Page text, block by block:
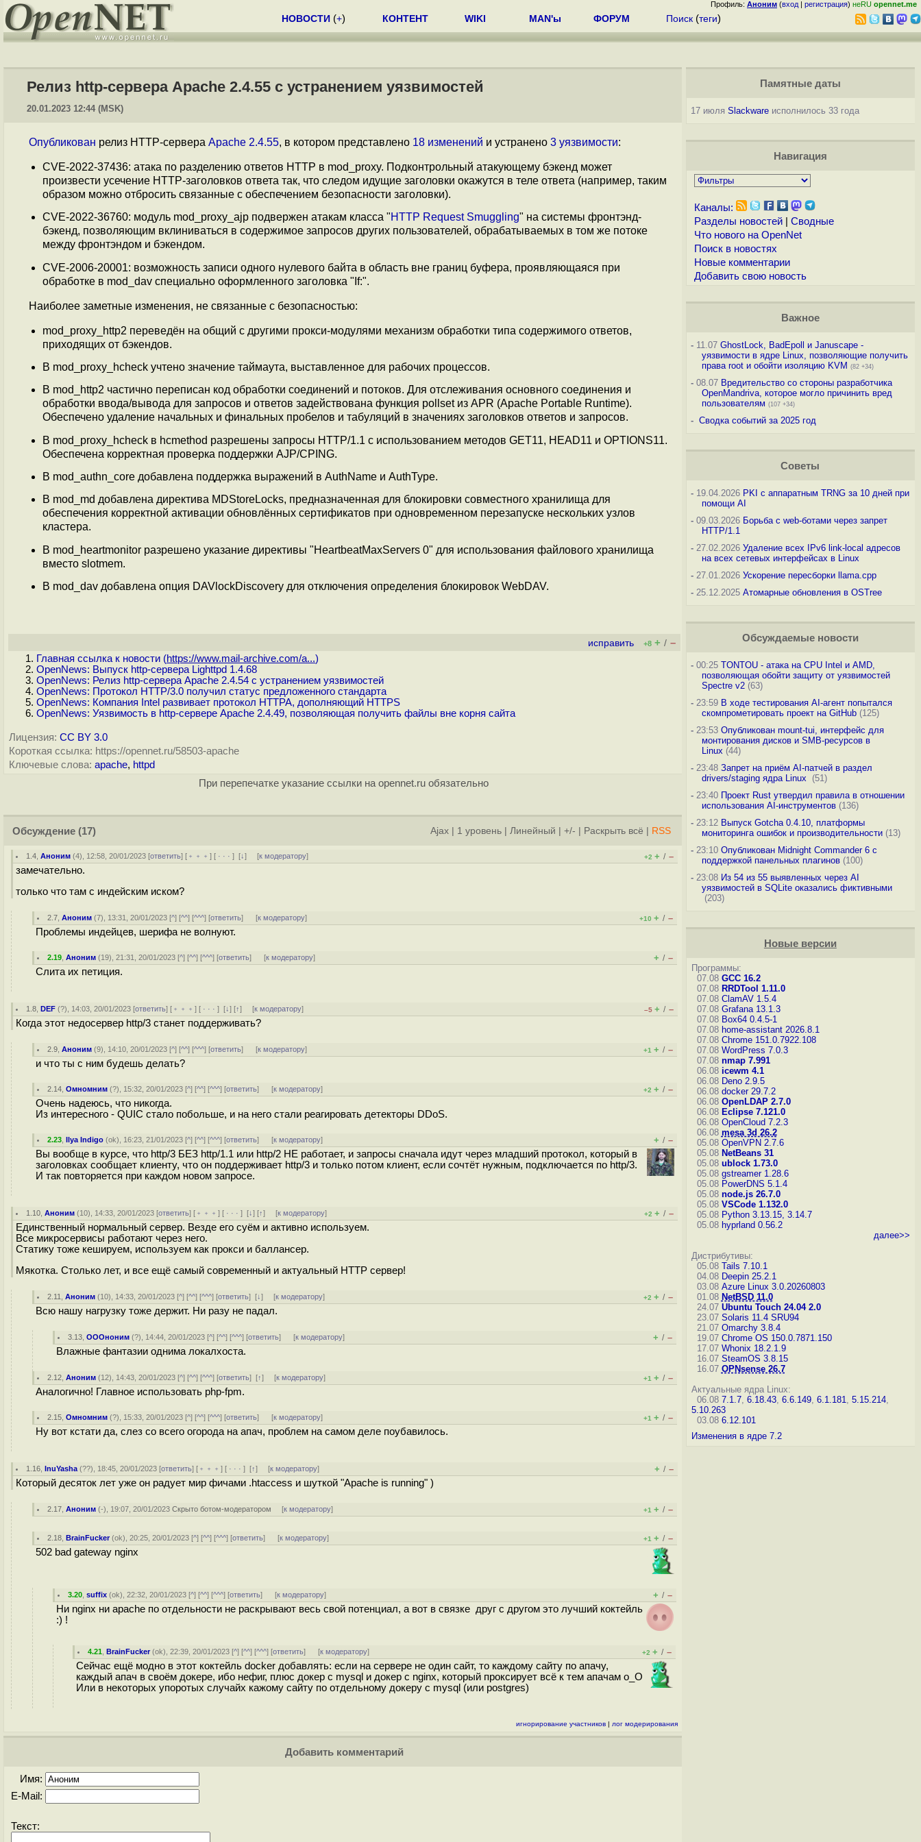
Профиль: Аноним (вход | регистрация) неRU opennet.me
НОВОСТИ (+) КОНТЕНТ WIKI MAN'ы ФОРУМ Поиск (теги)
Релиз http-сервера Apache 2.4.55 с устранением уязвимостей
20.01.2023 12:44 (MSK)
Опубликован релиз HTTP-сервера Apache 2.4.55, в котором представлено 18 изменений и устранено 3 уязвимости:
CVE-2022-37436: атака по разделению ответов HTTP в mod_proxy. Подконтрольный атакующему бэкенд может
произвести усечение HTTP-заголовков ответа так, что следом идущие заголовки окажутся в теле ответа (например, таким
образом можно отбросить связанные с обеспечением безопасности заголовки).
CVE-2022-36760: модуль mod_proxy_ajp подвержен атакам класса "HTTP Request Smuggling" на системы фронтэнд-
бэкенд, позволяющим вклиниваться в содержимое запросов других пользователей, обрабатываемых в том же потоке
между фронтэндом и бэкендом.
CVE-2006-20001: возможность записи одного нулевого байта в область вне границ буфера, проявляющаяся при
обработке в mod_dav специально оформленного заголовка "If:".
Наиболее заметные изменения, не связанные с безопасностью:
mod_proxy_http2 переведён на общий с другими прокси-модулями механизм обработки типа содержимого ответов,
приходящих от бэкендов.
В mod_proxy_hcheck учтено значение таймаута, выставленное для рабочих процессов.
В mod_http2 частично переписан код обработки соединений и потоков. Для отслеживания основного соединения и
обработки ввода/вывода для запросов и ответов задействована функция pollset из APR (Apache Portable Runtime).
Обеспечено удаление начальных и финальных пробелов и табуляций в значениях заголовков ответов и запросов.
В mod_proxy_hcheck в hcmethod разрешены запросы HTTP/1.1 с использованием методов GET11, HEAD11 и OPTIONS11.
Обеспечена корректная проверка поддержки AJP/CPING.
В mod_authn_core добавлена поддержка выражений в AuthName и AuthType.
В mod_md добавлена директива MDStoreLocks, предназначенная для блокировки совместного хранилища для
обеспечения корректной активации обновлённых сертификатов при одновременном перезапуске нескольких узлов
кластера.
В mod_heartmonitor разрешено указание директивы "HeartbeatMaxServers 0" для использования файлового хранилища
вместо slotmem.
В mod_dav добавлена опция DAVlockDiscovery для отключения определения блокировок WebDAV.
исправить +8 + / –
Главная ссылка к новости (https://www.mail-archive.com/a...)
OpenNews: Выпуск http-сервера Lighttpd 1.4.68
OpenNews: Релиз http-сервера Apache 2.4.54 с устранением уязвимостей
OpenNews: Протокол HTTP/3.0 получил статус предложенного стандарта
OpenNews: Компания Intel развивает протокол HTTPA, дополняющий HTTPS
OpenNews: Уязвимость в http-сервере Apache 2.4.49, позволяющая получить файлы вне корня сайта
Лицензия: CC BY 3.0
Короткая ссылка: https://opennet.ru/58503-apache
Ключевые слова: apache, httpd
При перепечатке указание ссылки на opennet.ru обязательно
Обсуждение (17) Ajax 1 уровень Линейный +/- Раскрыть всё RSS
1.4 ,Аноним (4), 12:58, 20/01/2023 [ответить] [ ﹢﹢﹢] [ · · ·][↓] [к модератору] +2 + / –
замечательно.
только что там с индейским иском?
2.7 ,Аноним (7), 13:31, 20/01/2023 [^] [^^] [^^^] [ответить] [к модератору] +10 + / –
Проблемы индейцев, шерифа не волнуют.
2.19 ,Аноним (19), 21:31, 20/01/2023 [^] [^^] [^^^] [ответить] [к модератору] + / –
Слита их петиция.
1.8 ,DEF (?), 14:03, 20/01/2023 [ответить] [ ﹢﹢﹢] [ · · ·][↓] [↑] [к модератору] –5 + / –
Когда этот недосервер http/3 станет поддерживать?
2.9 ,Аноним (9), 14:10, 20/01/2023 [^] [^^] [^^^] [ответить] [к модератору] +1 + / –
и что ты с ним будешь делать?
2.14 ,Омномним (?), 15:32, 20/01/2023 [^] [^^] [^^^] [ответить] [к модератору] +2 + / –
Очень надеюсь, что никогда.
Из интересного - QUIC стало побольше, и на него стали реагировать детекторы DDoS.
2.23 ,Ilya Indigo (ok), 16:23, 21/01/2023 [^] [^^] [^^^] [ответить] [к модератору] + / –
Вы вообще в курсе, что http/3 БЕЗ http/1.1 или http/2 НЕ работает, и запросы сначала идут через младший протокол, который в
заголовках сообщает клиенту, что он поддерживает http/3 и только потом клиент, если сочтёт нужным, подключается по http/3.
И так повторяется при каждом новом запросе.
1.10 ,Аноним (10), 14:33, 20/01/2023 [ответить] [ ﹢﹢﹢] [ · · ·][↓] [↑] [к модератору] +2 + / –
Единственный нормальный сервер. Везде его суём и активно используем.
Все микросервисы работают через него.
Статику тоже кешируем, используем как прокси и баллансер.
Мякотка. Столько лет, и все ещё самый современный и актуальный HTTP сервер!
2.11 ,Аноним (10), 14:33, 20/01/2023 [^] [^^] [^^^] [ответить][↓] [к модератору] +2 + / –
Всю нашу нагрузку тоже держит. Ни разу не падал.
3.13 ,ОООноним (?), 14:44, 20/01/2023 [^] [^^] [^^^] [ответить] [к модератору] + / –
Влажные фантазии однима локалхоста.
2.12 ,Аноним (12), 14:43, 20/01/2023 [^] [^^] [^^^] [ответить][↑] [к модератору] +1 + / –
Аналогично! Главное использовать php-fpm.
2.15 ,Омномним (?), 15:33, 20/01/2023 [^] [^^] [^^^] [ответить] [к модератору] +1 + / –
Ну вот кстати да, слез со всего огорода на апач, проблем на самом деле поубавилось.
1.16 ,InuYasha (??), 18:45, 20/01/2023 [ответить] [ ﹢﹢﹢] [ · · ·][↑] [к модератору] + / –
Который десяток лет уже он радует мир фичами .htaccess и шуткой "Apache is running" )
2.17 ,Аноним (-), 19:07, 20/01/2023Скрыто ботом-модератором [к модератору] +1 + / –
2.18 ,BrainFucker(ok), 20:25, 20/01/2023 [^] [^^] [^^^] [ответить] [к модератору] +1 + / –
502 bad gateway nginx
3.20 ,suffix (ok), 22:32, 20/01/2023 [^] [^^] [^^^] [ответить] [к модератору] + / –
Ни nginx ни apache по отдельности не раскрывают весь свой потенциал, а вот в связке друг с другом это лучший коктейль
:) !
4.21 ,BrainFucker(ok), 22:39, 20/01/2023 [^] [^^] [^^^] [ответить] [к модератору] +2 + / –
Сейчас ещё модно в этот коктейль docker добавлять: если на сервере не один сайт, то каждому сайту по апачу,
каждый апач в своём докере, ибо нефиг, плюс докер с mysql и докер с nginx, который проксирует всё к тем апачам o_O
Или в некоторых упоротых случайх кажому сайту по отдельному докеру с mysql (или postgres)
игнорирование участников | лог модерирования
Добавить комментарий
Имя:
E-Mail:
Текст:
Памятные даты
17 июля Slackwareисполнилось 33 года
Навигация
Каналы:
Разделы новостей| Сводные
Что нового на OpenNet
Поиск в новостях
Новые комментарии
Добавить свою новость
Важное
-11.07 GhostLock, BadEpoll и Januscape -
уязвимости в ядре Linux, позволяющие получить
права root и обойти изоляцию KVM (82 +34)
-08.07 Вредительство со стороны разработчика
OpenMandriva, которое могло причинить вред
пользователям (107 +34)
- Сводка событий за 2025 год
Советы
-19.04.2026 PKI с аппаратным TRNG за 10 дней при
помощи AI
-09.03.2026 Борьба с web-ботами через запрет
HTTP/1.1
-27.02.2026 Удаление всех IPv6 link-local адресов
на всех сетевых интерфейсах в Linux
-27.01.2026 Ускорение пересборки llama.cpp
-25.12.2025 Атомарные обновления в OSTree
Обсуждаемые новости
-00:25 TONTOU - атака на CPU Intel и AMD,
позволяющая обойти защиту от уязвимостей
Spectre v2(63)
-23:59 В ходе тестирования AI-агент попытался
скомпрометировать проект на GitHub(125)
-23:53 Опубликован mount-tui, интерфейс для
монтирования дисков и SMB-ресурсов в
Linux (44)
-23:48 Запрет на приём AI-патчей в раздел
drivers/staging ядра Linux
(51)
-23:40 Проект Rust утвердил правила в отношении
использования AI-инструментов(136)
-23:12 Выпуск Gotcha 0.4.10, платформы
мониторинга ошибок и производительности(13)
-23:10 Опубликован Midnight Commander 6 c
поддержкой панельных плагинов(100)
-23:08 Из 54 из 55 выявленных через AI
уязвимостей в SQLite оказались фиктивными
(203)
Новые версии
Программы:
07.08 GCC 16.2
07.08 RRDTool 1.11.0
07.08 ClamAV 1.5.4
07.08 Grafana 13.1.3
07.08 Box64 0.4.5-1
07.08 home-assistant 2026.8.1
07.08 Chrome 151.0.7922.108
07.08 WordPress 7.0.3
07.08 nmap 7.991
06.08 icewm 4.1
06.08 Deno 2.9.5
06.08 docker 29.7.2
06.08 OpenLDAP 2.7.0
06.08 Eclipse 7.121.0
06.08 OpenCloud 7.2.3
06.08 mesa 3d 26.2
05.08 OpenVPN 2.7.6
05.08 NetBeans 31
05.08 ublock 1.73.0
05.08 gstreamer 1.28.6
05.08 PowerDNS 5.1.4
05.08 node.js 26.7.0
05.08 VSCode 1.132.0
05.08 Python 3.13.15, 3.14.7
05.08 hyprland 0.56.2
далее>>
Дистрибутивы:
05.08 Tails 7.10.1
04.08 Deepin 25.2.1
03.08 Azure Linux 3.0.20260803
01.08 NetBSD 11.0
24.07 Ubuntu Touch 24.04 2.0
23.07 Solaris 11.4 SRU94
21.07 Omarchy 3.8.4
19.07 Chrome OS 150.0.7871.150
17.07 Whonix 18.2.1.9
16.07 SteamOS 3.8.15
16.07 OPNsense 26.7
Актуальные ядра Linux:
06.08 7.1.7, 6.18.43, 6.6.149, 6.1.181, 5.15.214,
5.10.263
03.08 6.12.101
Изменения в ядре 7.2